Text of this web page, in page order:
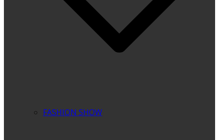
FASHION SHOW